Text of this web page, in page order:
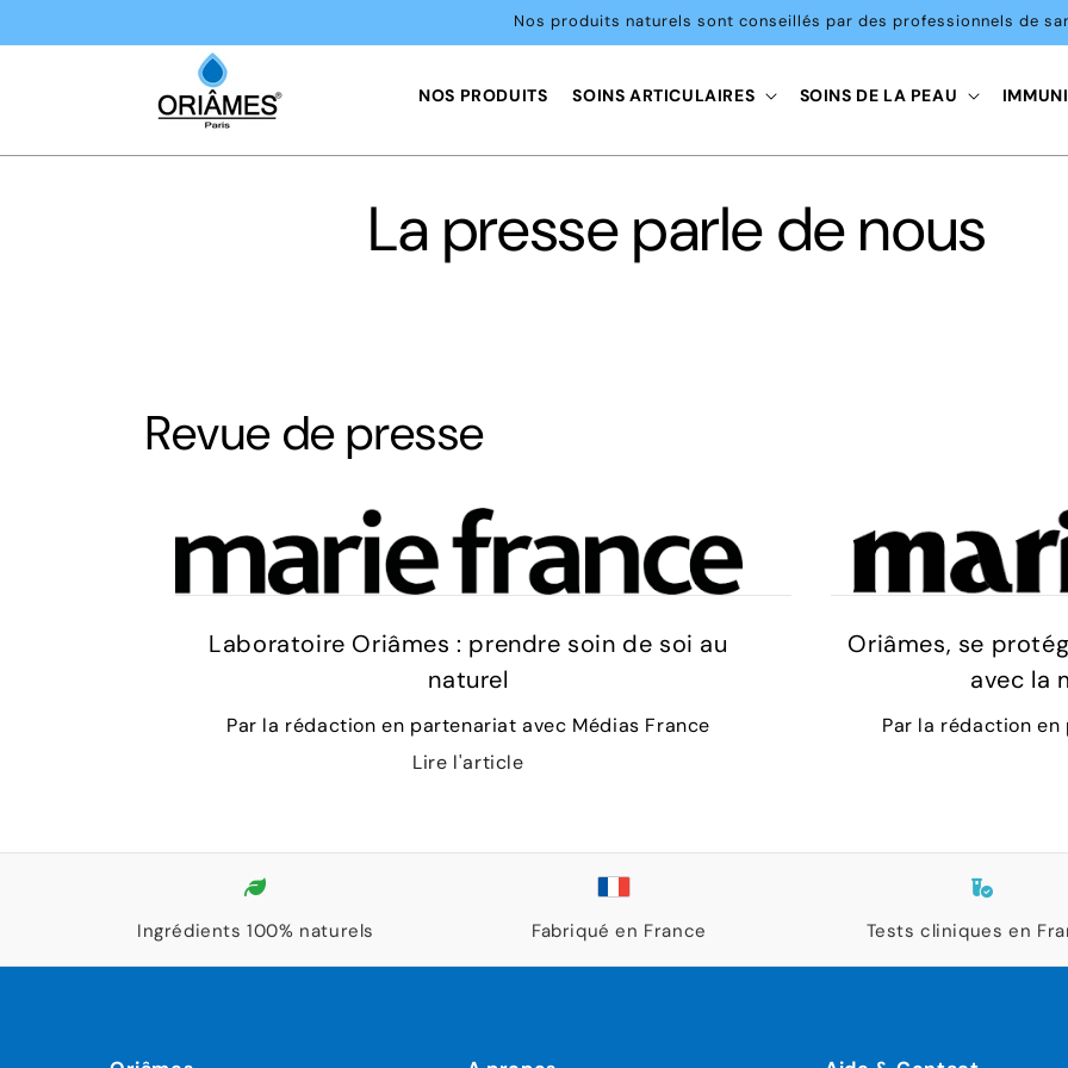
au
Nos produits naturels sont conseillés par des professionnels de
NOS PRODUITS SOINS ARTICULAIRES SOINS DE LA PEAU
La presse parle de nous
Revue de presse
Laboratoire Oriâmes : prendre soin de soi au
naturel
Par la rédaction en partenariat avec Médias France
Lire l'article
Oriâmes, se
avec la
Par la rédaction
Ingrédients 100% naturels Fabriqué en France Tests cliniques en